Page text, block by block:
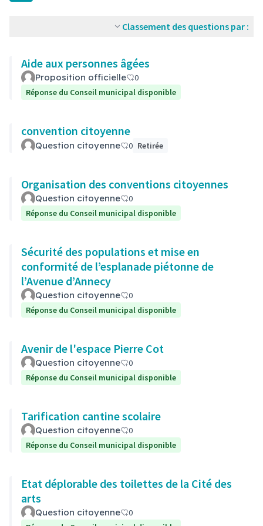
Classement des questions par :
Aide aux personnes âgées
Proposition officielle
0
Réponse du Conseil municipal disponible
convention citoyenne
Question citoyenne 0 Retirée
Organisation des conventions citoyennes
Question citoyenne
0
Réponse du Conseil municipal disponible
Sécurité des populations et mise en
conformité de l’esplanade piétonne de
l’Avenue d’Annecy
Question citoyenne
0
Réponse du Conseil municipal disponible
Avenir de l'espace Pierre Cot
Question citoyenne
0
Réponse du Conseil municipal disponible
Tarification cantine scolaire
Question citoyenne
0
Réponse du Conseil municipal disponible
Etat déplorable des toilettes de la Cité des
arts
Question citoyenne
0